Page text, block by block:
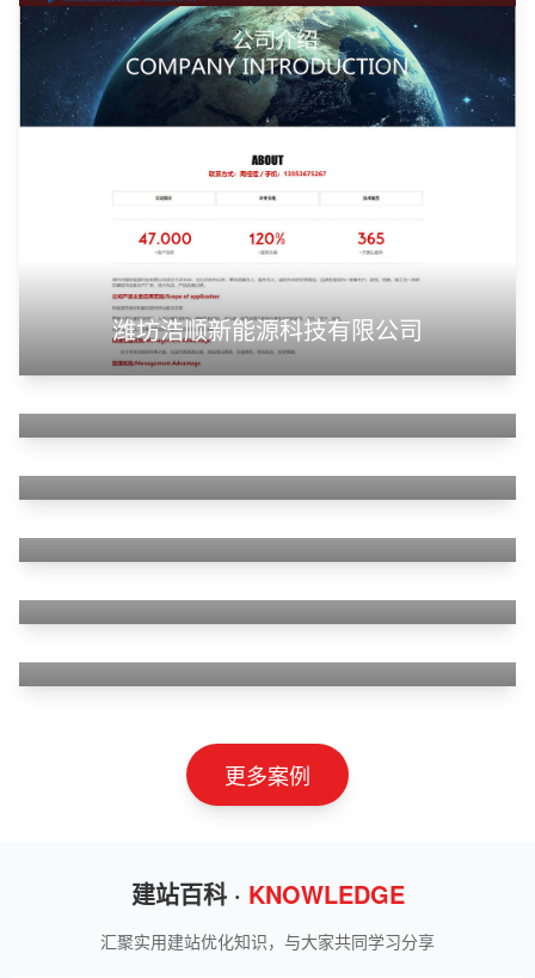
潍坊浩顺新能源科技有限公司
更多案例
建站百科 · KNOWLEDGE
汇聚实用建站优化知识，与大家共同学习分享